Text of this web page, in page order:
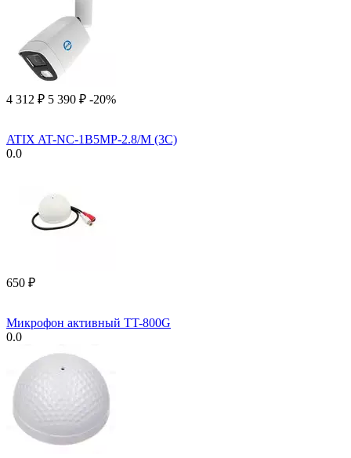
4 312 ₽ 5 390 ₽ -20%
ATIX AT-NC-1B5MP-2.8/M (3C)
0.0
‍650‍ ₽
Микрофон активный TT-800G
0.0